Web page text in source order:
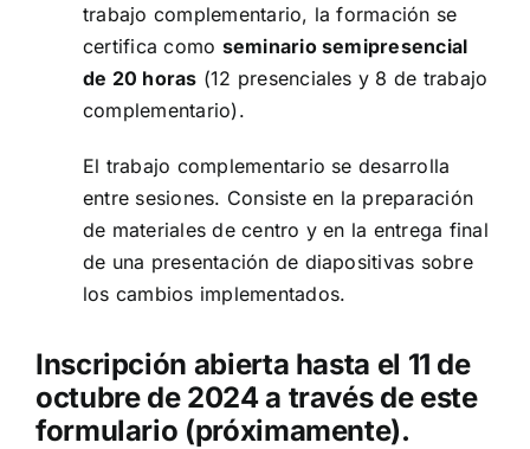
trabajo complementario, la formación se
certifica como seminario semipresencial
de 20 horas (12 presenciales y 8 de trabajo
complementario).
El trabajo complementario se desarrolla
entre sesiones. Consiste en la preparación
de materiales de centro y en la entrega final
de una presentación de diapositivas sobre
los cambios implementados.
Inscripción abierta hasta el 11 de
octubre de 2024 a través de este
formulario (próximamente).